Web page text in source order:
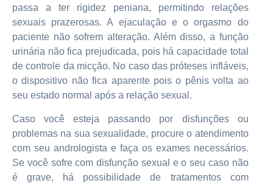
passa a ter rigidez peniana, permitindo relações
sexuais prazerosas. A ejaculação e o orgasmo do
paciente não sofrem alteração. Além disso, a função
urinária não fica prejudicada, pois há capacidade total
de controle da micção. No caso das próteses infláveis,
o dispositivo não fica aparente pois o pênis volta ao
seu estado normal após a relação sexual.
Caso você esteja passando por disfunções ou
problemas na sua sexualidade, procure o atendimento
com seu andrologista e faça os exames necessários.
Se você sofre com disfunção sexual e o seu caso não
é grave, há possibilidade de tratamentos com